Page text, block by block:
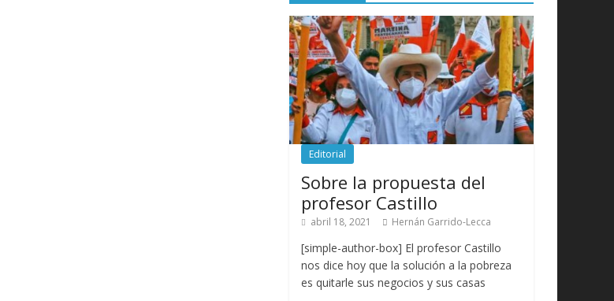
Editorial
Sobre la propuesta del
profesor Castillo
abril 18, 2021 Hernán Garrido-Lecca
[simple-author-box] El profesor Castillo
nos dice hoy que la solución a la pobreza
es quitarle sus negocios y sus casas